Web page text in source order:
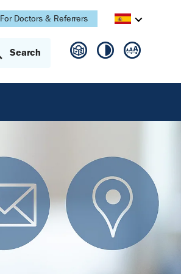
For Doctors & Referrers
Search